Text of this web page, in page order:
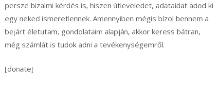
persze bizalmi kérdés is, hiszen útleveledet, adataidat adod ki
egy neked ismeretlennek. Amennyiben mégis bízol bennem a
bejárt életutam, gondolataim alapján, akkor keress bátran,
még számlát is tudok adni a tevékenységemről.
[donate]